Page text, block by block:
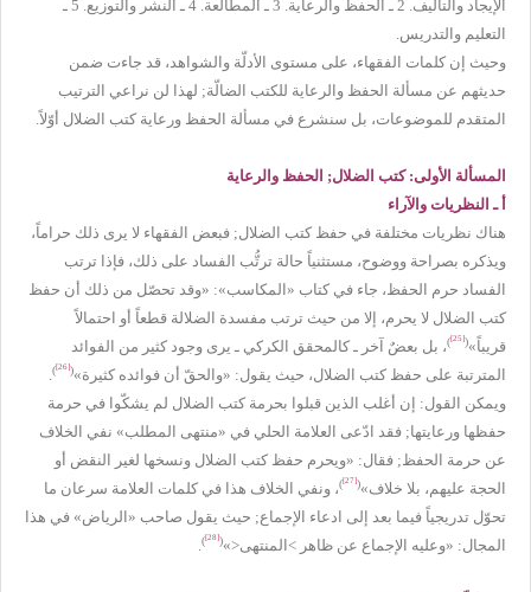
التعليم والتدريس.
وحيث إن كلمات الفقهاء، على مستوى الأدلّة والشواهد، قد جاءت ضمن
حديثهم عن مسألة الحفظ والرعاية للكتب الضالّة; لهذا لن نراعي الترتيب
المتقدم للموضوعات، بل سنشرع في مسألة الحفظ ورعاية كتب الضلال أوّلاً.
المسألة الأولى: كتب الضلال; الحفظ والرعاية
أ ـ النظريات والآراء
هناك نظريات مختلفة في حفظ كتب الضلال; فبعض الفقهاء لا يرى ذلك حراماً،
ويذكره بصراحة ووضوح، مستثنياً حالة ترتُّب الفساد على ذلك، فإذا ترتب
الفساد حرم الحفظ، جاء في كتاب «المكاسب»: «وقد تحصّل من ذلك أن حفظ
كتب الضلال لا يحرم، إلا من حيث ترتب مفسدة الضلالة قطعاً أو احتمالاً
قريباً»(
[25]
)، بل بعضٌ آخر ـ كالمحقق الكركي ـ يرى وجود كثير من الفوائد
المترتبة على حفظ كتب الضلال، حيث يقول: «والحقّ أن فوائده كثيرة»(
[26]
)
ويمكن القول: إن أغلب الذين قبلوا بحرمة كتب الضلال لم يشكّوا في حرمة
حفظها ورعايتها; فقد ادّعى العلامة الحلي في «منتهى المطلب» نفي الخلاف
عن حرمة الحفظ; فقال: «ويحرم حفظ كتب الضلال ونسخها لغير النقض أو
الحجة عليهم، بلا خلاف»(
[27]
)، ونفي الخلاف هذا في كلمات العلامة سرعان ما
تحوّل تدريجياً فيما بعد إلى ادعاء الإجماع; حيث يقول صاحب «الرياض» في هذا
المجال: «وعليه الإجماع عن ظاهر >المنتهى<»(
[28]
)